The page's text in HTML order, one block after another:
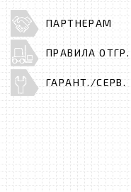
ПАРТНЕРАМ
ПРАВИЛА ОТГР.
ГАРАНТ./СЕРВ.